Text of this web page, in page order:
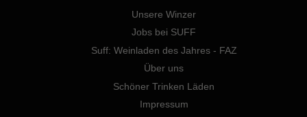
Unsere Winzer
Jobs bei SUFF
Suff: Weinladen des Jahres - FAZ
Über uns
Schöner Trinken Läden
Impressum